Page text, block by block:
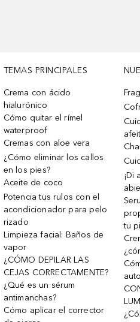
TEMAS PRINCIPALES
Crema con ácido
hialurónico
Cómo quitar el rímel
waterproof
Cremas con aloe vera
¿Cómo eliminar los callos
en los pies?
Aceite de coco
Potencia tus rulos con el
acondicionador para pelo
rizado
Limpieza facial: Baños de
vapor
¿CÓMO DEPILAR LAS
CEJAS CORRECTAMENTE?
¿Qué es un sérum
antimanchas?
Cómo aplicar el corrector
¡Di
tu